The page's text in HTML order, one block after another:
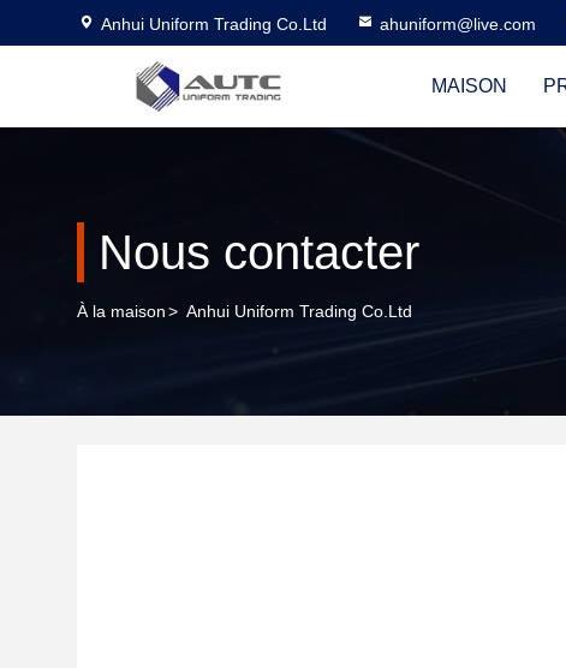
Anhui Uniform Trading Co.Ltd ahuniform@live.com
MAISON
Nous contacter
À la maison> Anhui Uniform Trading Co.Ltd